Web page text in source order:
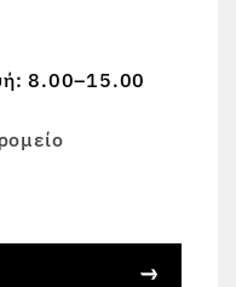
8.00–15.00